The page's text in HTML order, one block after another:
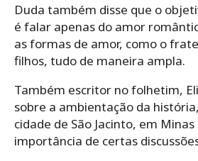
Duda também disse que o
é falar apenas do amor
as formas de amor, como o
filhos, tudo de maneira ampla.
Também escritor no folhetim,
sobre a ambientação da
cidade de São Jacinto, em Minas
importância de certas